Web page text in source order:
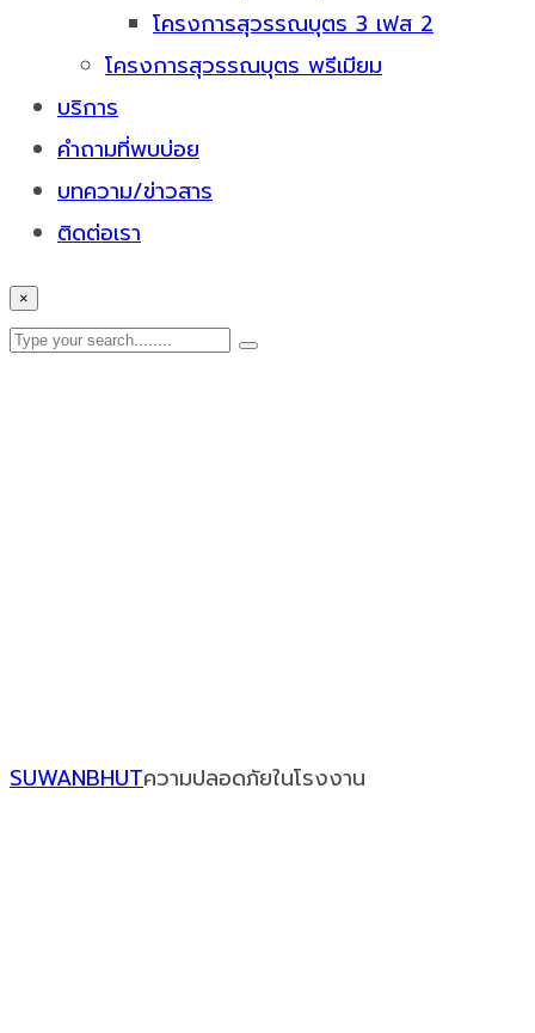
โครงการสุวรรณบุตร 3 เฟส 2
โครงการสุวรรณบุตร พรีเมียม
บริการ
คำถามที่พบบ่อย
บทความ/ข่าวสาร
ติดต่อเรา
×
SUWANBHUTความปลอดภัยในโรงงาน